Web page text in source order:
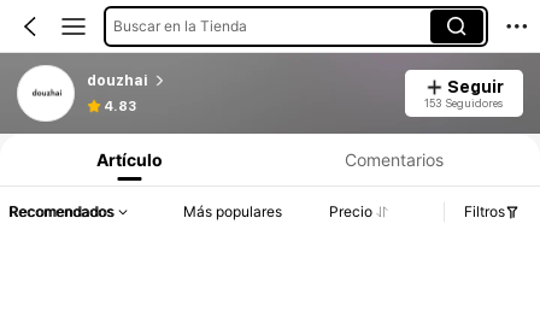
Buscar en la Tienda
douzhai
4.83
Seguir
153 Seguidores
Artículo Comentarios
Recomendados Más populares Precio Filtros